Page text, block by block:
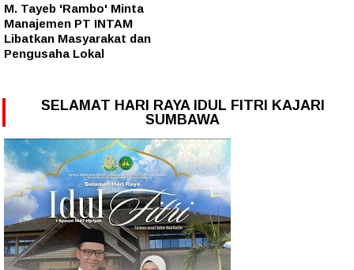
M. Tayeb 'Rambo' Minta
Manajemen PT INTAM
Libatkan Masyarakat dan
Pengusaha Lokal
SELAMAT HARI RAYA IDUL FITRI KAJARI
SUMBAWA